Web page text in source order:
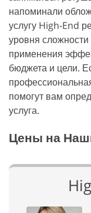
напоминали
услугу High-End
уровня
применения
бюджета и цели.
помогут вам
услуга.
Цены на